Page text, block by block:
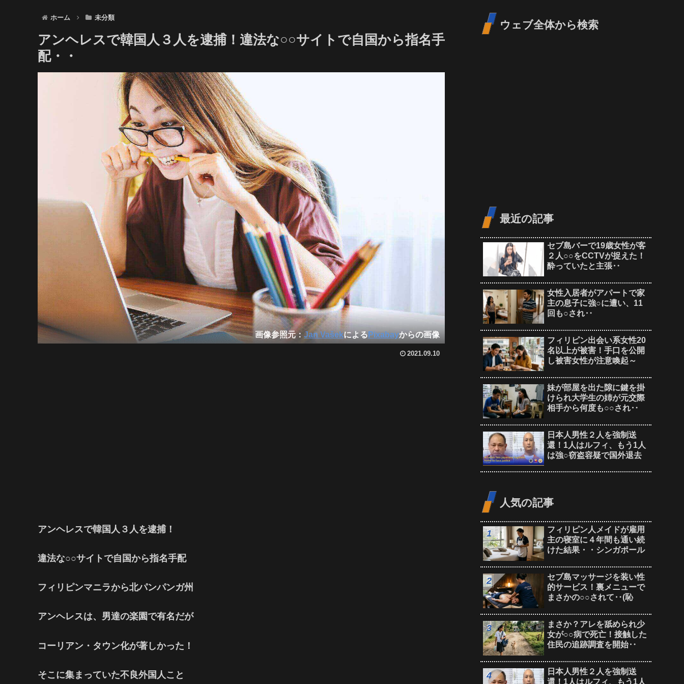
ホーム 未分類
アンヘレスで韓国人３人を逮捕！違法な○○サイトで自国から指名手
配・・
画像参照元：Jan VašekによるPixabayからの画像
2021.09.10
アンヘレスで韓国人３人を逮捕！
違法な○○サイトで自国から指名手配
フィリピンマニラから北パンパンガ州
アンヘレスは、男達の楽園で有名だが
コーリアン・タウン化が著しかった！
そこに集まっていた不良外国人こと
ウェブ全体から検索
最近の記事
セブ島バーで19歳女性が客
２人○○をCCTVが捉えた！
酔っていたと主張‥
女性入居者がアパートで家
主の息子に強○に遭い、11
回も○され‥
フィリピン出会い系女性20
名以上が被害！手口を公開
し被害女性が注意喚起～
妹が部屋を出た隙に鍵を掛
けられ大学生の姉が元交際
相手から何度も○○され‥
日本人男性２人を強制送
還！1人はルフィ、もう1人
は強○窃盗容疑で国外退去
人気の記事
フィリピン人メイドが雇用
主の寝室に４年間も通い続
けた結果・・シンガポール
セブ島マッサージを装い性
的サービス！裏メニューで
まさかの○○されて‥(恥
まさか？アレを舐められ少
女が○○病で死亡！接触した
住民の追跡調査を開始‥
日本人男性２人を強制送
還！1人はルフィ、もう1人